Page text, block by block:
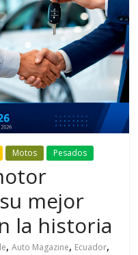
Motos Pesados
mejor
la historia
,Auto Magazine, Ecuador,